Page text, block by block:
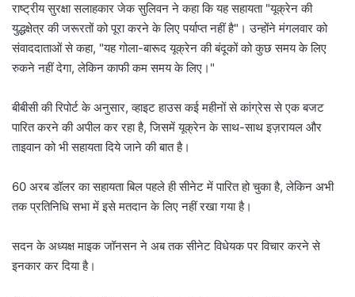
राष्ट्रीय सुरक्षा सलाहकार जेक सुलिवन ने कहा कि यह सहायता "यूक्रेन की
युद्धक्षेत्र की जरूरतों को पूरा करने के लिए पर्याप्त नहीं है"। उन्होंने मंगलवार को
संवाददाताओं से कहा, "यह गोला-बारूद यूक्रेन की बंदूकों को कुछ समय के लिए
रुकने नहीं देगा, लेकिन काफी कम समय के लिए।"
बीबीसी की रिपोर्ट के अनुसार, व्हाइट हाउस कई महीनों से कांग्रेस से एक बजट
पारित करने की अपील कर रहा है, जिसमें यूक्रेन के साथ-साथ इज़रायल और
ताइवान को भी सहायता दिये जाने की बात है।
60 अरब डॉलर का सहायता बिल पहले ही सीनेट में पारित हो चुका है, लेकिन अभी
तक प्रतिनिधि सभा में इसे मतदान के लिए नहीं रखा गया है।
सदन के अध्यक्ष माइक जॉनसन ने अब तक सीनेट विधेयक पर विचार करने से
इनकार कर दिया है।